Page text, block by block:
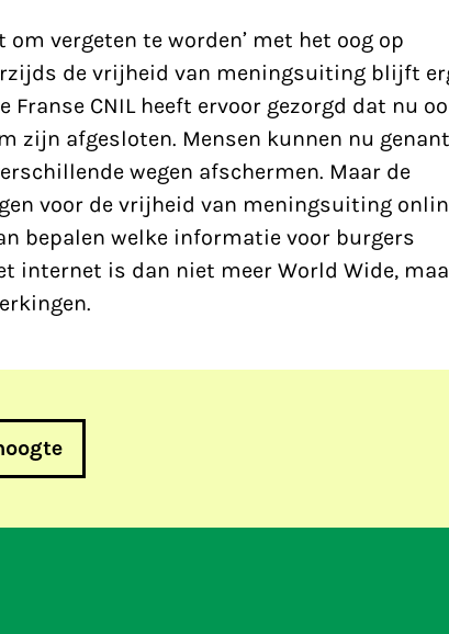
om vergeten te worden’ met het oog op
de vrijheid van meningsuiting blijft
Franse CNIL heeft ervoor gezorgd dat nu
zijn afgesloten. Mensen kunnen nu
wegen afschermen. Maar de
voor de vrijheid van meningsuiting
bepalen welke informatie voor burgers
internet is dan niet meer World Wide,